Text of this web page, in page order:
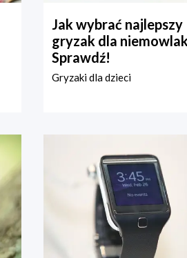
Jak wybrać najlepszy
gryzak dla
Sprawdź!
Gryzaki dla dzieci